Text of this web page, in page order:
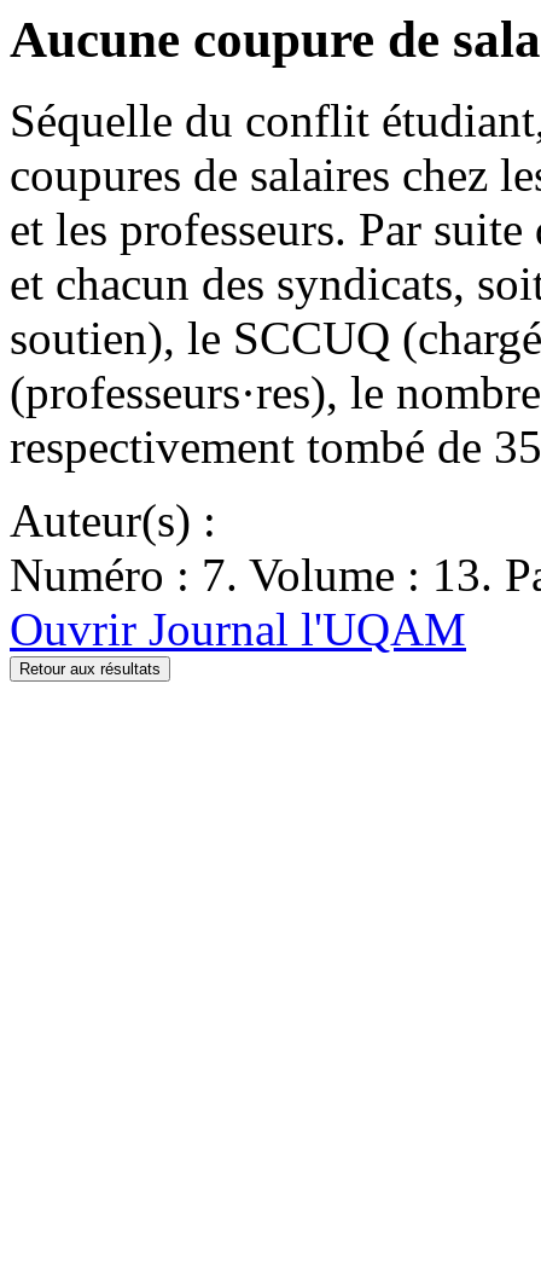
Aucune coupure de
Séquelle du conflit
coupures de salaires chez
et les professeurs. Par
et chacun des syndicats,
soutien), le SCCUQ
(professeurs·res), le
respectivement tombé de
Auteur(s) :
Numéro : 7. Volume : 13.
Ouvrir Journal l'UQAM
Retour aux résultats